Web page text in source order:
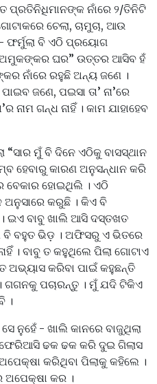
ପ୍ରତିନିଧିମାନଙ୍କ ନାଁରେ ୨/ତିନିଟି
ଚେଲା, ଚାମୁଚା, ଆଉ
ଫର୍ମୁଲା ବି ଏଠି ପ୍ରୟୋଗ
ଅମୁକଙ୍କର ଘର” ଉତ୍ତର ଆସିବ ହଁ
ନାଁରେ ରହୁଛି ଅନ୍ୟ ଜଣେ ।
ଜଣେ, ପଇସା ତା’ ନା’ରେ
ନାମ ଗନ୍ଧ ନାହିଁ । କାମ ଯାହାହେବ
ମୁଁ ବି ଦିନେ ଏଠିକୁ ବାସସ୍ଥାନ
ହେବାରୁ କାରଣ ଅନୁସନ୍ଧାନ କରି
ବେକାର ହୋଇଥିଲି । ଏଠି
କରୁଛି । କିଏ ବି
ଇଏ ବାବୁ ଖାଲି ଆସି ଦସ୍ତଖତ
ବି ବହୁତ ଭିଡ଼ । ଅଫିସରୁ ଏ ଭିତରେ
। ବାବୁ ତ କହୁଥିଲେ ପିଲା ଗୋଟାଏ
ଅଭ୍ୟାସ କରିବା ପାଇଁ କହୁଛନ୍ତି
ଗଗନକୁ ପଚାରନ୍ତୁ । ମୁଁ ଯଦି ଟିକିଏ
।
ନୁହେଁ - ଖାଲି କାନରେ ବାଜୁଥିଲା
ଫେରିଆସି ଢକ ଢକ କରି ଦୁଇ ଗିଲାସ
କରିଥିବା ପିଲାକୁ କହିଲେ ।
ଅପେକ୍ଷା କର ।